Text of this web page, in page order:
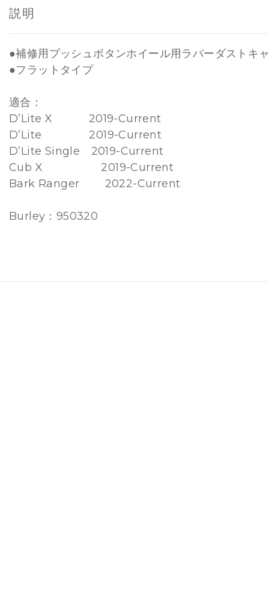
説明
●補修用プッシュボタンホイール用ラバーダストキ
●フラットタイプ
適合：
D’Lite X 2019-Current
D’Lite 2019-Current
D’Lite Single 2019-Current
Cub X 2019-Current
Bark Ranger 2022-Current
Burley：950320